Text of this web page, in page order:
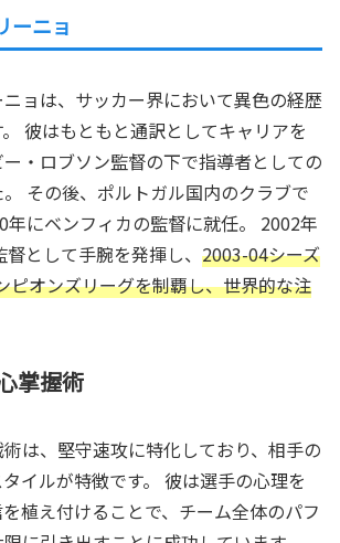
ーニョ
ョは、サッカー界において異色の経歴
彼はもともと通訳としてキャリアを
・ロブソン監督の下で指導者としての
その後、ポルトガル国内のクラブで
年にベンフィカの監督に就任。 2002年
として手腕を発揮し、 2003-04シーズ
ピオンズリーグを制覇し、世界的な注
掌握術
は、堅守速攻に特化しており、相手の
イルが特徴です。 彼は選手の心理を
植え付けることで、チーム全体のパフ